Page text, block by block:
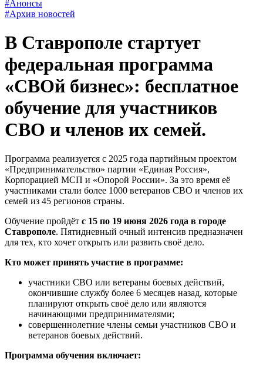
#Анонсы
#Архив новостей
В Ставрополе стартует
федеральная программа
«СВОй бизнес»: бесплатное
обучение для участников
СВО и членов их семей.
Программа реализуется с 2025 года партийным проектом
«Предпринимательство» партии «Единая Россия»,
Корпорацией МСП и «Опорой России». За это время её
участниками стали более 1000 ветеранов СВО и членов их
семей из 45 регионов страны.
Обучение пройдёт с 15 по 19 июня 2026 года в городе
Ставрополе. Пятидневный очный интенсив предназначен
для тех, кто хочет открыть или развить своё дело.
Кто может принять участие в программе:
участники СВО или ветераны боевых действий,
окончившие службу более 6 месяцев назад, которые
планируют открыть своё дело или являются
начинающими предпринимателями;
совершеннолетние члены семьи участников СВО и
ветеранов боевых действий.
Программа обучения включает: